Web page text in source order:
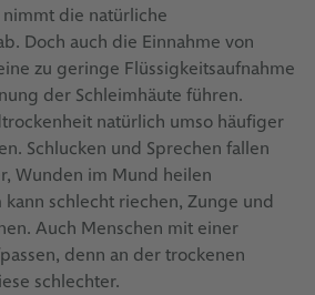
die natürliche
Doch auch die Einnahme von
zu geringe Flüssigkeitsaufnahme
der Schleimhäute führen.
natürlich umso häufiger
Schlucken und Sprechen fallen
Wunden im Mund heilen
schlecht riechen, Zunge und
Auch Menschen mit einer
denn an der trockenen
schlechter.